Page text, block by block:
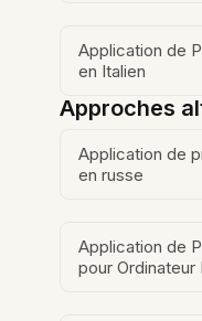
Application de
en Italien
Approches
Application de
en russe
Application de
pour Ordinateur